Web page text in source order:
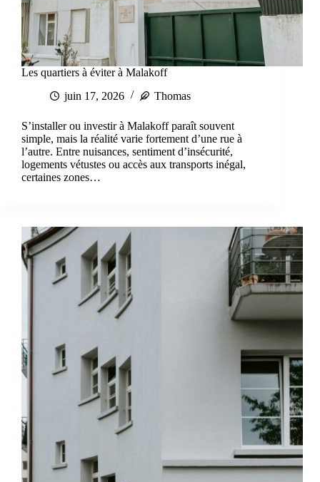
Les quartiers à éviter à Malakoff
juin 17, 2026
Thomas
S’installer ou investir à Malakoff paraît souvent
simple, mais la réalité varie fortement d’une rue à
l’autre. Entre nuisances, sentiment d’insécurité,
logements vétustes ou accès aux transports inégal,
certaines zones…